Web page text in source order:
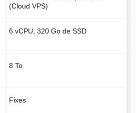
(Cloud VPS)
6 vCPU, 320 Go de SSD
8 To
Fixes